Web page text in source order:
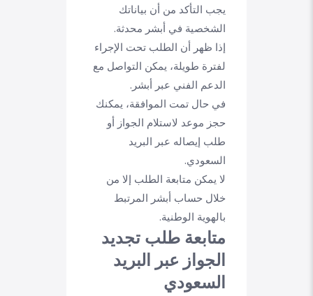
يجب التأكد من أن بياناتك
الشخصية في أبشر محدثة.
إذا ظهر أن الطلب تحت الإجراء
لفترة طويلة، يمكن التواصل مع
الدعم الفني عبر أبشر.
في حال تمت الموافقة، يمكنك
حجز موعد لاستلام الجواز أو
طلب إيصاله عبر البريد
السعودي.
لا يمكن متابعة الطلب إلا من
خلال حساب أبشر المرتبط
بالهوية الوطنية.
متابعة طلب تجديد
الجواز عبر البريد
السعودي